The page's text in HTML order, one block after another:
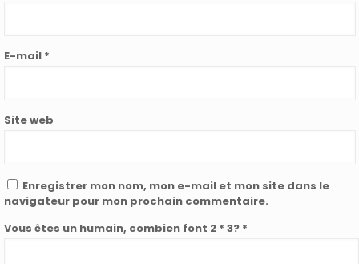
E-mail *
Site web
Enregistrer mon nom, mon e-mail et mon site dans le
navigateur pour mon prochain commentaire.
Vous êtes un humain, combien font 2 * 3? *